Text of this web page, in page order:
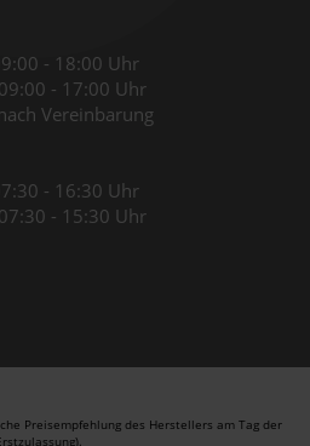
- 18:00 Uhr
17:00 Uhr
- 16:30 Uhr
15:30 Uhr
Preisempfehlung des Herstellers am Tag der